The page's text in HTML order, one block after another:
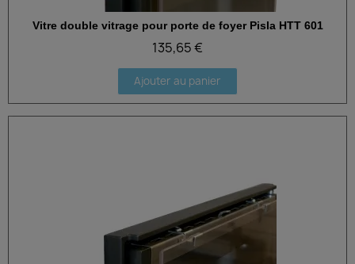
Aperçu rapide
Vitre double vitrage pour porte de foyer Pisla HTT 601
135,65 €
Ajouter au panier